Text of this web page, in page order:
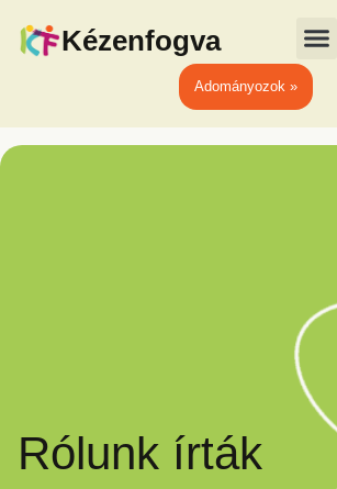
Kézenfogva
Adományozok »
Rólunk írták